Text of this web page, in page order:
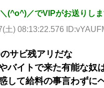
(^o^)／でVIPがお送りし
土) 08:13:22.576
サビ残アリだな
バイトで来た有能な奴
して給料の事言わずに